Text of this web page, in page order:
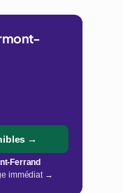
→
Ferrand
immédiat →